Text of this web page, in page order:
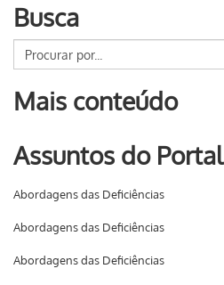
Busca
Mais conteúdo
Assuntos do Portal
Abordagens das Deficiências
Abordagens das Deficiências
Abordagens das Deficiências